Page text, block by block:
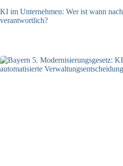
KI im Unternehmen: Wer ist wann
verantwortlich?